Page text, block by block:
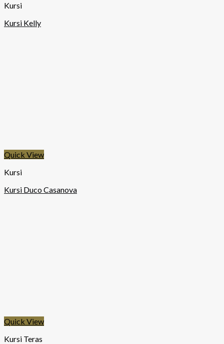
Kursi
Kursi Kelly
Quick View
Kursi
Kursi Duco Casanova
Quick View
Kursi Teras